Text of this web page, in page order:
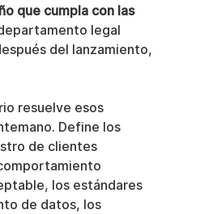
que cumpla con las
legal
del lanzamiento,
resuelve esos
Define los
de clientes
los estándares
de datos, los